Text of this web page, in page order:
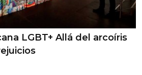
LGBT+ Allá del arcoíris